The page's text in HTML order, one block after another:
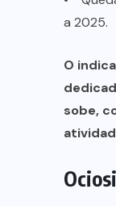
a 2025.
O
sobe,